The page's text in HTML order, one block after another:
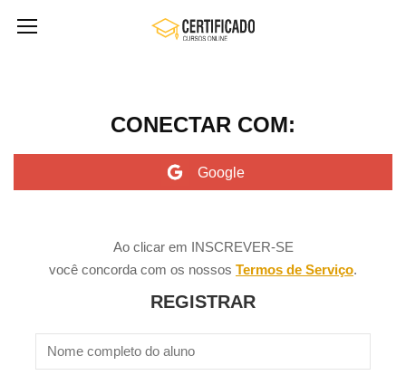
CONECTAR COM:
Ao clicar em INSCREVER-SE
você concorda com os nossos Termos de Serviço.
REGISTRAR